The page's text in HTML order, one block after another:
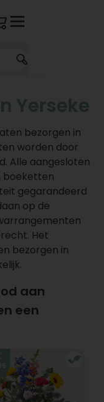
Yerseke
bezorgen in
worden door
Alle aangesloten
boeketten
gegarandeerd
op de
Het
bezorgen in
aan
een